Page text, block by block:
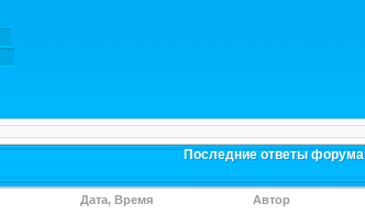
Последние ответы форума
Дата, Время Автор